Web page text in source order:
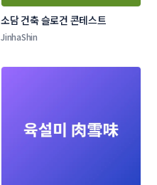
소담 건축 슬로건 콘테스트
JinhaShin